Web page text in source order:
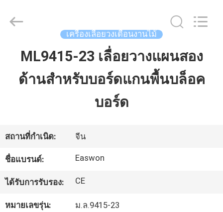
บ้าน
เกี่ยว
กับ
เรา
Ruixiang
Import
Reserved.
เครื่องเลื่อยวงเดือนงานไม้
ML9415-23 เลื่อยวางแผนสอง
ด้านสำหรับบอร์ดแกนพื้นบล็อค
บอร์ด
สถานที่กำเนิด: จีน
ชื่อแบรนด์: Easwon
ได้รับการรับรอง: CE
หมายเลขรุ่น: ม.ล.9415-23